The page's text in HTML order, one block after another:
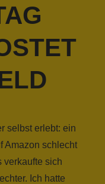
selbst erlebt: ein
Amazon schlecht
verkaufte sich
Ich hatte